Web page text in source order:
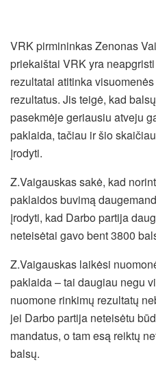
VRK pirmininkas Zenonas
priekaištai VRK yra
rezultatai atitinka
rezultatus. Jis teigė, kad
pasekmėje geriausiu atveju
paklaida, tačiau ir šio
įrodyti.
Z.Vaigauskas sakė, kad
paklaidos buvimą
įrodyti, kad Darbo partija
neteisėtai gavo bent 3800
Z.Vaigauskas laikėsi
paklaida – tai daugiau negu
nuomone rinkimų rezultatų
jei Darbo partija neteisėtu
mandatus, o tam esą reiktų
balsų.